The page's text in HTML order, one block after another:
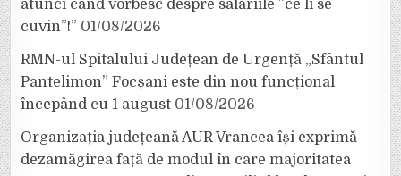
atunci când vorbesc despre salariile ”ce li se
cuvin”!” 01/08/2026
RMN-ul Spitalului Județean de Urgență „Sfântul
Pantelimon” Focșani este din nou funcțional
începând cu 1 august 01/08/2026
Organizația județeană AUR Vrancea își exprimă
dezamăgirea față de modul în care majoritatea